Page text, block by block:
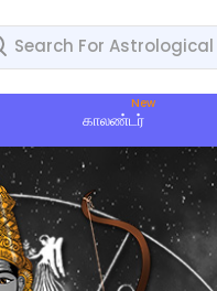
காலண்டர்